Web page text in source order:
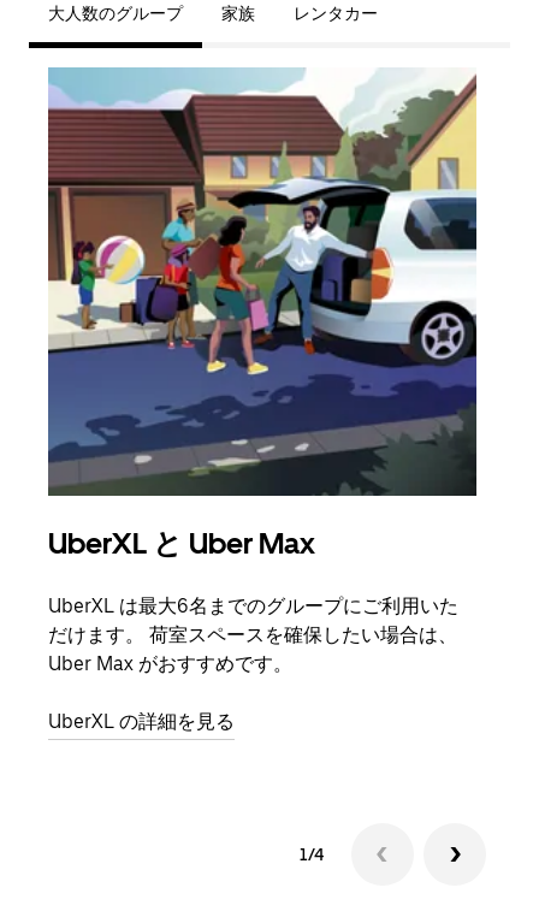
大人数のグループ 家族 レンタカー
UberXL と Uber Max
UberXL は最大6名までのグループにご利用いた
だけます。 荷室スペースを確保したい場合は、
Uber Max がおすすめです。
UberXL の詳細を見る
1/4